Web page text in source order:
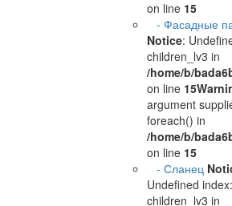
on line 15
- Фасадные
Notice:
children_lv3 in
/home/b/
on line 15
argument
foreach() in
/home/b/
on line 15
- Сланец
Undefined index:
children_lv3 in